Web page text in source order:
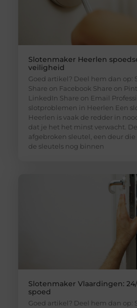
Slotenmaker Heerlen
veiligheid
Goed artikel? Deel hem dan op:
Share on Facebook Share on
LinkedIn Share on Email
slotproblemen in Heerlen Een
Heerlen is vaak de redder in
dat je het het minst verwacht.
afgebroken sleutel, een deur
de sleutels nog binnen
Slotenmaker Vlaardingen:
spoed
Goed artikel? Deel hem dan op: